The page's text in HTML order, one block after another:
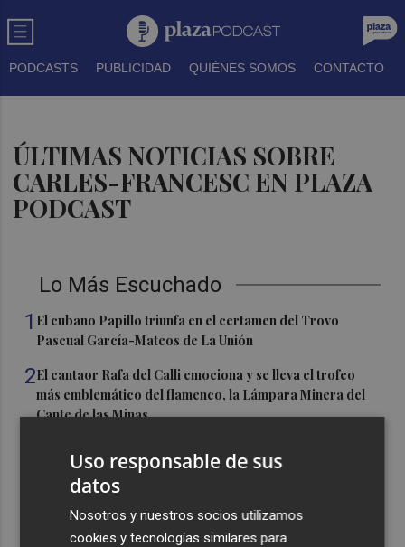
PODCASTS PUBLICIDAD QUIÉNES SOMOS CONTACTO
ÚLTIMAS NOTICIAS SOBRE
CARLES-FRANCESC EN PLAZA
PODCAST
Lo Más Escuchado
1 El cubano Papillo triunfa en el certamen del Trovo
Pascual García-Mateos de La Unión
2El cantaor Rafa del Calli emociona y se lleva el trofeo
más emblemático del flamenco, la Lámpara Minera del
Cante de las Minas
con una victoria contra el Galatasaray
Uso responsable de sus
datos
Nosotros y nuestros socios utilizamos
cookies y tecnologías similares para